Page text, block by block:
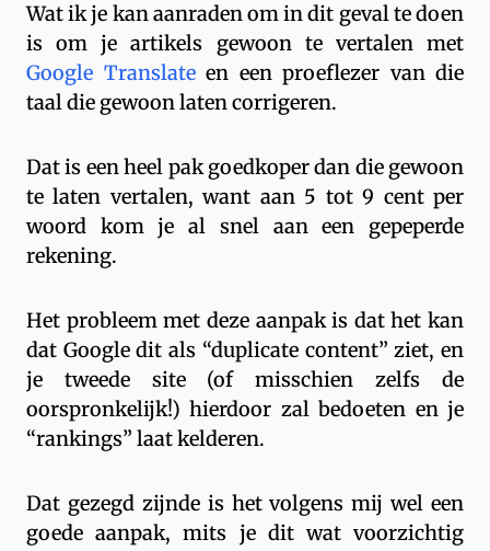
Wat ik je kan aanraden om in dit geval te doen
is om je artikels gewoon te vertalen met
Google Translateen een proeflezer van die
taal die gewoon laten corrigeren.
Dat is een heel pak goedkoper dan die gewoon
te laten vertalen, want aan 5 tot 9 cent per
woord kom je al snel aan een gepeperde
rekening.
Het probleem met deze aanpak is dat het kan
dat Google dit als “duplicate content” ziet, en
je tweede site (of misschien zelfs de
oorspronkelijk!) hierdoor zal bedoeten en je
“rankings” laat kelderen.
Dat gezegd zijnde is het volgens mij wel een
goede aanpak, mits je dit wat voorzichtig